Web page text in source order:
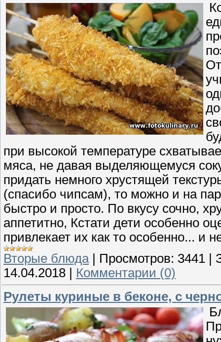
при высокой температуре
мяса, не давая выделяющемуся
придать немного хрустящей
(спасибо чипсам), то можно и на
быстро и просто. По вкусу сочно,
аппетитно, Кстати дети особенно
привлекает их как то особенно... и
Вторые блюда| Просмотров: 3441
14.04.2018
Комментарии (0)
Рулеты куриные в беконе, с